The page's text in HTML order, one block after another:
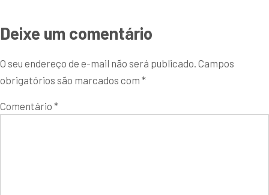
Deixe um comentário
O seu endereço de e-mail não será publicado. Campos
obrigatórios são marcados com *
Comentário *